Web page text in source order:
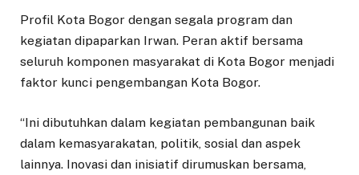
Profil Kota Bogor dengan segala program dan
kegiatan dipaparkan Irwan. Peran aktif bersama
seluruh komponen masyarakat di Kota Bogor menjadi
faktor kunci pengembangan Kota Bogor.
“Ini dibutuhkan dalam kegiatan pembangunan baik
dalam kemasyarakatan, politik, sosial dan aspek
lainnya. Inovasi dan inisiatif dirumuskan bersama,